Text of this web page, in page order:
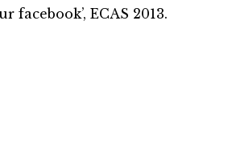
facebook’, ECAS 2013.